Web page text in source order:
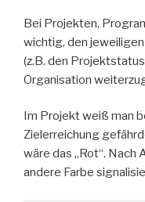
Bei Projekten,
wichtig, den
(z.B. den
Organisation
Im Projekt weiß man
Zielerreichung
wäre das „Rot“. Nach
andere Farbe